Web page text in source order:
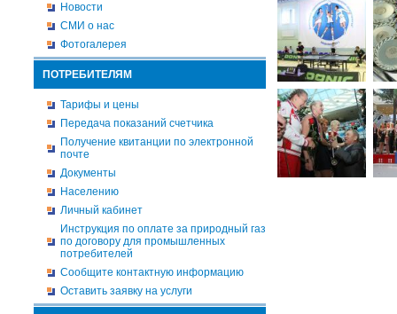
Новости
СМИ о нас
Фотогалерея
ПОТРЕБИТЕЛЯМ
Тарифы и цены
Передача показаний счетчика
Получение квитанции по электронной
почте
Документы
Населению
Личный кабинет
Инструкция по оплате за природный газ
по договору для промышленных
потребителей
Сообщите контактную информацию
Оставить заявку на услуги